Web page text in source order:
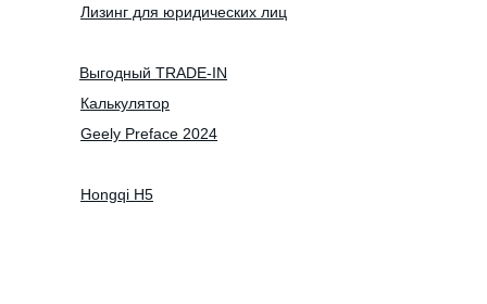
Лизинг для юридических лиц
Калькулятор
Hongqi H5
Выгодный TRADE-IN
Geely Preface 2024